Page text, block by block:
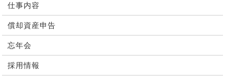
仕事内容
償却資産申告
忘年会
採用情報